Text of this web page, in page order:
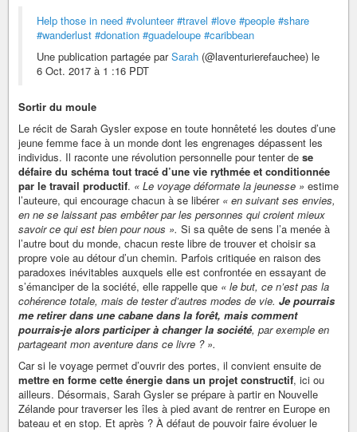
Help those in need #volunteer #travel #love #people #share
#wanderlust #donation #guadeloupe #caribbean
Une publication partagée parSarah (@laventurierefauchee) le
6 Oct. 2017 à 1 :16 PDT
Sortir du moule
Le récit de Sarah Gysler expose en toute honnêteté les doutes d’une
jeune femme face à un monde dont les engrenages dépassent les
individus. Il raconte une révolution personnelle pour tenter de se
défaire du schéma tout tracé d’une vie rythmée et conditionnée
par le travail productif. « Le voyage déformate la jeunesse » estime
l’auteure, qui encourage chacun à se libérer « en suivant ses envies,
en ne se laissant pas embêter par les personnes qui croient mieux
savoir ce qui est bien pour nous ». Si sa quête de sens l’a menée à
l’autre bout du monde, chacun reste libre de trouver et choisir sa
propre voie au détour d’un chemin. Parfois critiquée en raison des
paradoxes inévitables auxquels elle est confrontée en essayant de
s’émanciper de la société, elle rappelle que « le but, ce n’est pas la
cohérence totale, mais de tester d’autres modes de vie. Je pourrais
me retirer dans une cabane dans la forêt, mais comment
pourrais-je alors participer à changer la société, par exemple en
partageant mon aventure dans ce livre ? ».
Car si le voyage permet d’ouvrir des portes, il convient ensuite de
mettre en forme cette énergie dans un projet constructif, ici ou
ailleurs. Désormais, Sarah Gysler se prépare à partir en Nouvelle
Zélande pour traverser les îles à pied avant de rentrer en Europe en
bateau et en stop. Et après ? À défaut de pouvoir faire évoluer le